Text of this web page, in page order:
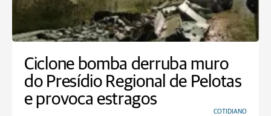
Ciclone bomba derruba muro
do Presídio Regional de Pelotas
e provoca estragos
COTIDIANO